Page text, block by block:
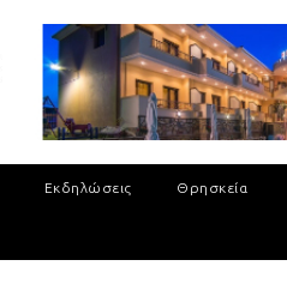
Εκδηλώσεις Θρησκεία